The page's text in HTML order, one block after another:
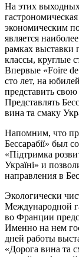
На этих
экономическим
является
рамках выставки
классы, круглые
Впервые «Foire
сто лет, на
представить
Представлять
вина та смаку
Напомним, что
Бессарабії» был
«Підтримка
Україні» и
направления в
Экологически
Международной
во Франции
Именно на нем
дней работы
«Дорога вина та